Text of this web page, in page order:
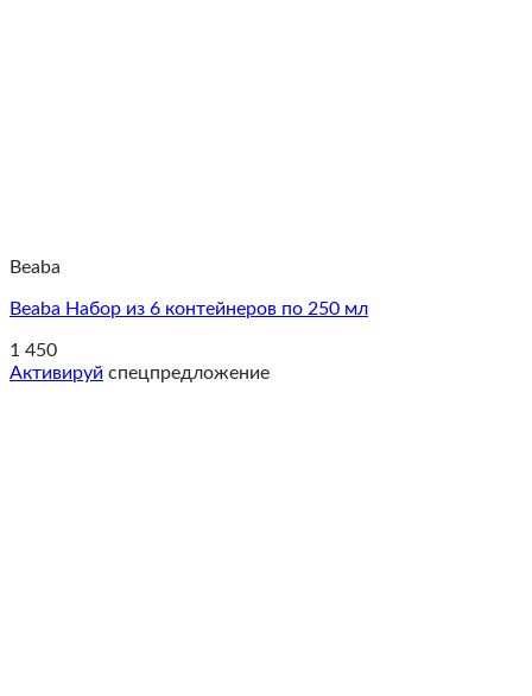
Beaba
Beaba Набор из 6 контейнеров по 250 мл
1 450
Активируй спецпредложение